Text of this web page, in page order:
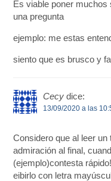
Es viable poner muchos
una pregunta
ejemplo: me estas
siento que es brusco y
Cecy dice:
13/09/2020 a las
Considero que al leer
admiración al final,
(ejemplo)contesta
eibirlo con letra